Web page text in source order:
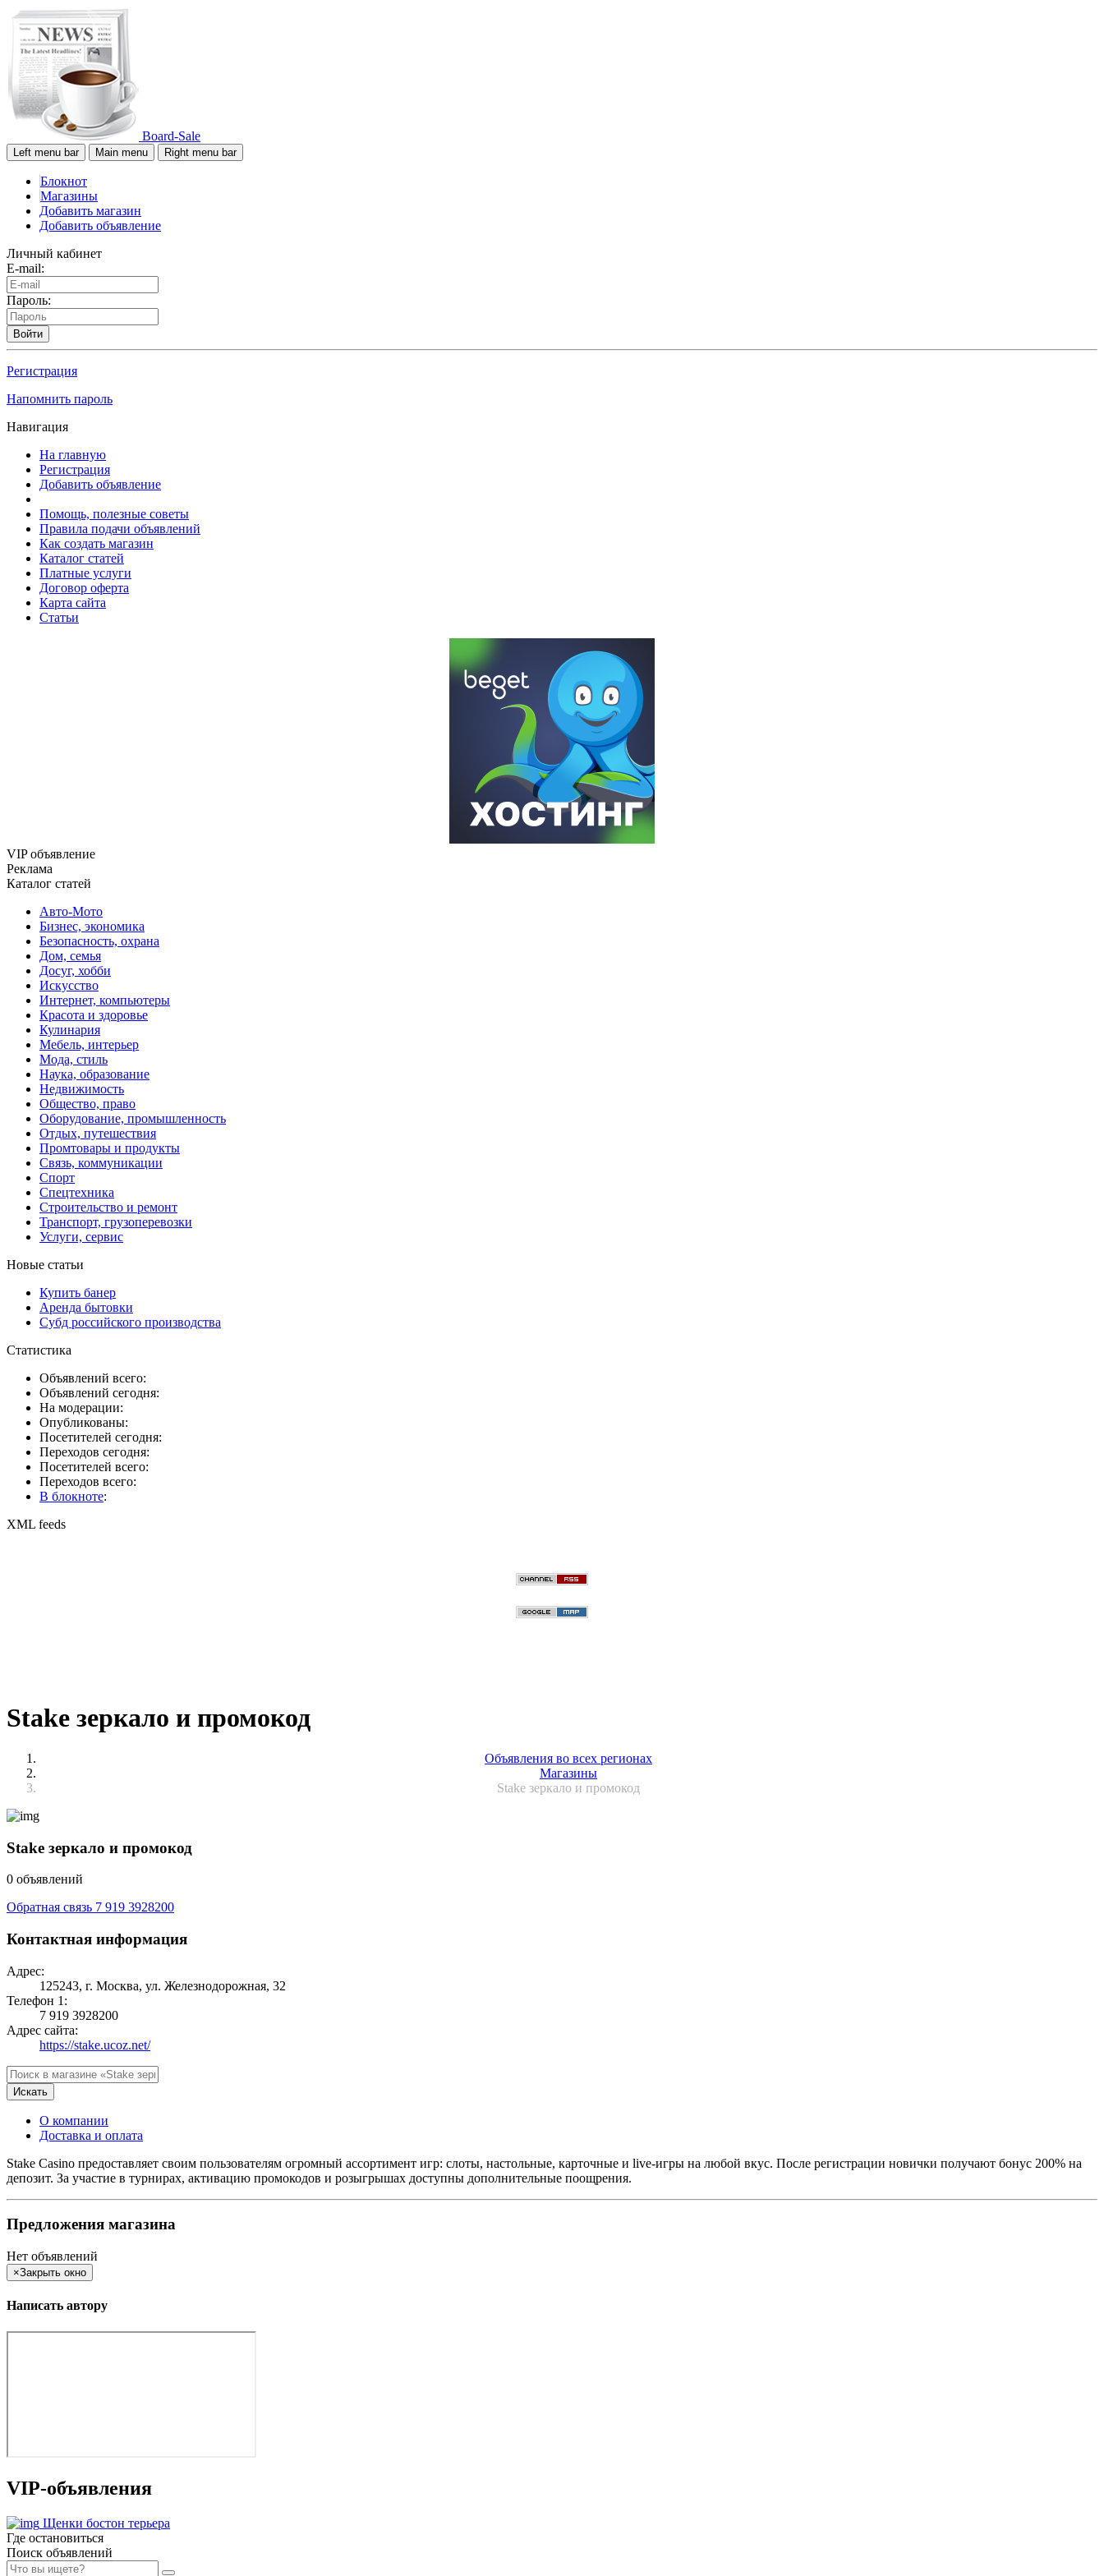
Board-Sale
Left menu bar Main menu Right menu bar
Блокнот
Магазины
Добавить магазин
Добавить объявление
Личный кабинет
E-mail:
Пароль:
Войти
Регистрация
Напомнить пароль
Навигация
На главную
Регистрация
Добавить объявление
Помощь, полезные советы
Правила подачи объявлений
Как создать магазин
Каталог статей
Платные услуги
Договор оферта
Карта сайта
Статьи
VIP объявление
Реклама
Каталог статей
Авто-Мото
Бизнес, экономика
Безопасность, охрана
Дом, семья
Досуг, хобби
Искусство
Интернет, компьютеры
Красота и здоровье
Кулинария
Мебель, интерьер
Мода, стиль
Наука, образование
Недвижимость
Общество, право
Оборудование, промышленность
Отдых, путешествия
Промтовары и продукты
Связь, коммуникации
Спорт
Спецтехника
Строительство и ремонт
Транспорт, грузоперевозки
Услуги, сервис
Новые статьи
Купить банер
Аренда бытовки
Субд российского производства
Статистика
Объявлений всего:
Объявлений сегодня:
На модерации:
Опубликованы:
Посетителей сегодня:
Переходов сегодня:
Посетителей всего:
Переходов всего:
В блокноте:
XML feeds
Stake зеркало и промокод
Объявления во всех регионах
Магазины
Stake зеркало и промокод
Stake зеркало и промокод
0 объявлений
Обратная связь 7 919 3928200
Контактная информация
Адрес:
125243, г. Москва, ул. Железнодорожная, 32
Телефон 1:
7 919 3928200
Адрес сайта:
https://stake.ucoz.net/
Искать
О компании
Доставка и оплата
Stake Casino предоставляет своим пользователям огромный ассортимент игр: слоты, настольные, карточные и live-игры на любой вкус. После регистрации новички получают бонус 200% на
депозит. За участие в турнирах, активацию промокодов и розыгрышах доступны дополнительные поощрения.
Предложения магазина
Нет объявлений
×Закрыть окно
Написать автору
VIP-объявления
Щенки бостон терьера
Где остановиться
Поиск объявлений